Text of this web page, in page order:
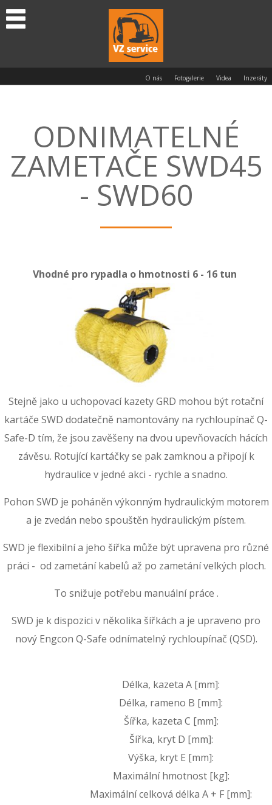
O nás Fotogalerie Videa Inzeráty
ODNIMATELNÉ
ZAMETAČE SWD45
- SWD60
Vhodné pro rypadla o hmotnosti 6 - 16 tun
Stejně jako u uchopovací kazety GRD mohou být rotační
kartáče SWD dodatečně namontovány na rychloupínač Q-
Safe-D tím, že jsou zavěšeny na dvou upevňovacích hácích
závěsu. Rotující kartáčky se pak zamknou a připojí k
hydraulice v jedné akci - rychle a snadno.
Pohon SWD je poháněn výkonným hydraulickým motorem
a je zvedán nebo spouštěn hydraulickým pístem.
SWD je flexibilní a jeho šířka může být upravena pro různé
práci - od zametání kabelů až po zametání velkých ploch.
To snižuje potřebu manuální práce .
SWD je k dispozici v několika šířkách a je upraveno pro
nový Engcon Q-Safe odnímatelný rychloupínač (QSD).
Délka, kazeta A [mm]:
Délka, rameno B [mm]:
Šířka, kazeta C [mm]:
Šířka, kryt D [mm]:
Výška, kryt E [mm]:
Maximální hmotnost [kg]:
Maximální celková délka A + F [mm]: